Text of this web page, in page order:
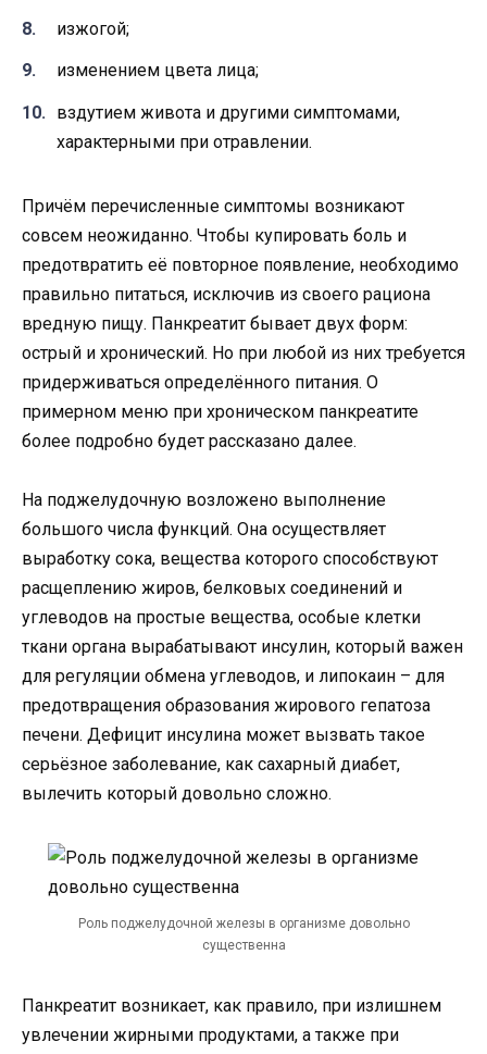
изжогой;
изменением цвета лица;
вздутием живота и другими симптомами,
характерными при отравлении.
Причём перечисленные симптомы возникают
совсем неожиданно. Чтобы купировать боль и
предотвратить её повторное появление, необходимо
правильно питаться, исключив из своего рациона
вредную пищу. Панкреатит бывает двух форм:
острый и хронический. Но при любой из них требуется
придерживаться определённого питания. О
примерном меню при хроническом панкреатите
более подробно будет рассказано далее.
На поджелудочную возложено выполнение
большого числа функций. Она осуществляет
выработку сока, вещества которого способствуют
расщеплению жиров, белковых соединений и
углеводов на простые вещества, особые клетки
ткани органа вырабатывают инсулин, который важен
для регуляции обмена углеводов, и липокаин – для
предотвращения образования жирового гепатоза
печени. Дефицит инсулина может вызвать такое
серьёзное заболевание, как сахарный диабет,
вылечить который довольно сложно.
Роль поджелудочной железы в организме довольно
существенна
Панкреатит возникает, как правило, при излишнем
увлечении жирными продуктами, а также при